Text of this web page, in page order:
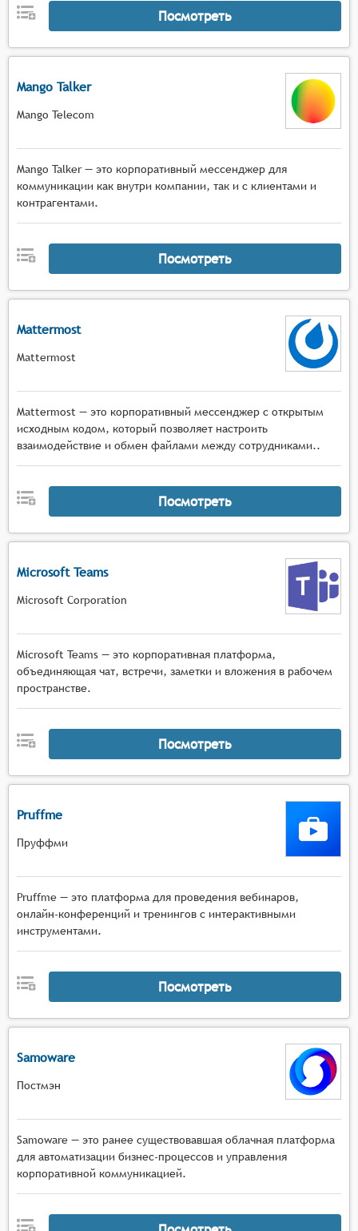
Посмотреть
Mango Talker
Mango Telecom
Mango Talker — это корпоративный мессенджер для
коммуникации как внутри компании, так и с клиентами и
контрагентами.
Посмотреть
Mattermost
Mattermost
Mattermost — это корпоративный мессенджер с открытым
исходным кодом, который позволяет настроить
взаимодействие и обмен файлами между сотрудниками..
Посмотреть
Microsoft Teams
Microsoft Corporation
Microsoft Teams — это корпоративная платформа,
объединяющая чат, встречи, заметки и вложения в рабочем
пространстве.
Посмотреть
Pruffme
Пруффми
Pruffme — это платформа для проведения вебинаров,
онлайн-конференций и тренингов с интерактивными
инструментами.
Посмотреть
Samoware
Постмэн
Samoware — это ранее существовавшая облачная платформа
для автоматизации бизнес-процессов и управления
корпоративной коммуникацией.